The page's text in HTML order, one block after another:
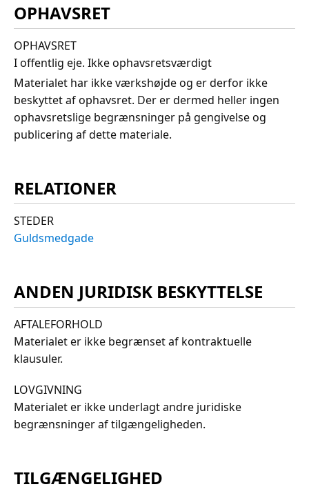
OPHAVSRET
OPHAVSRET
I offentlig eje. Ikke ophavsretsværdigt
Materialet har ikke værkshøjde og er derfor ikke
beskyttet af ophavsret. Der er dermed heller ingen
ophavsretslige begrænsninger på gengivelse og
publicering af dette materiale.
RELATIONER
STEDER
Guldsmedgade
ANDEN JURIDISK BESKYTTELSE
AFTALEFORHOLD
Materialet er ikke begrænset af kontraktuelle
klausuler.
LOVGIVNING
Materialet er ikke underlagt andre juridiske
begrænsninger af tilgængeligheden.
TILGÆNGELIGHED